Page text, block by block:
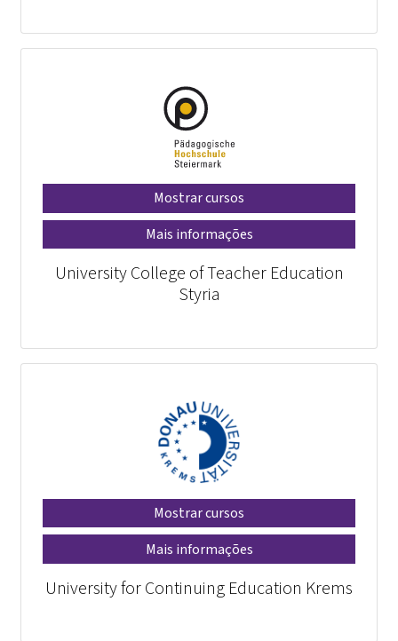
Mostrar cursos
Mais informações
University College of Teacher Education
Styria
Mostrar cursos
Mais informações
University for Continuing Education Krems